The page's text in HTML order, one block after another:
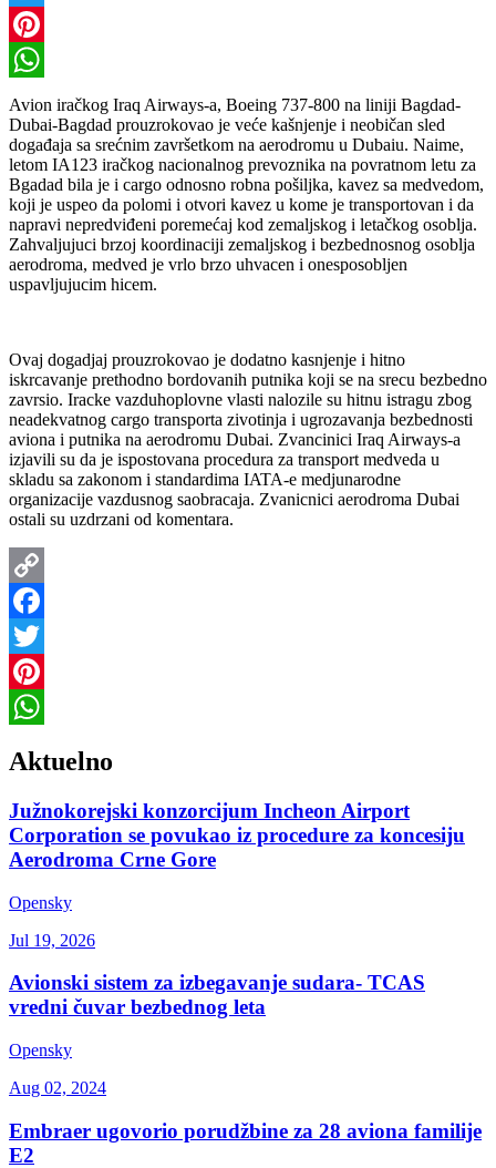
Twitter
Pinterest
WhatsApp
Avion iračkog Iraq Airways-a, Boeing 737-800 na liniji Bagdad-
Dubai-Bagdad prouzrokovao je veće kašnjenje i neobičan sled
događaja sa srećnim završetkom na aerodromu u Dubaiu. Naime,
letom IA123 iračkog nacionalnog prevoznika na povratnom letu za
Bgadad bila je i cargo odnosno robna pošiljka, kavez sa medvedom,
koji je uspeo da polomi i otvori kavez u kome je transportovan i da
napravi nepredviđeni poremećaj kod zemaljskog i letačkog osoblja.
Zahvaljujuci brzoj koordinaciji zemaljskog i bezbednosnog osoblja
aerodroma, medved je vrlo brzo uhvacen i onesposobljen
uspavljujucim hicem.
Ovaj dogadjaj prouzrokovao je dodatno kasnjenje i hitno
iskrcavanje prethodno bordovanih putnika koji se na srecu bezbedno
zavrsio. Iracke vazduhoplovne vlasti nalozile su hitnu istragu zbog
neadekvatnog cargo transporta zivotinja i ugrozavanja bezbednosti
aviona i putnika na aerodromu Dubai. Zvancinici Iraq Airways-a
izjavili su da je ispostovana procedura za transport medveda u
skladu sa zakonom i standardima IATA-e medjunarodne
organizacije vazdusnog saobracaja. Zvanicnici aerodroma Dubai
ostali su uzdrzani od komentara.
Copy
Link
Facebook
Twitter
Pinterest
Aktuelno
Južnokorejski konzorcijum Incheon Airport
Corporation se povukao iz procedure za koncesiju
Aerodroma Crne Gore
Opensky
Jul 19, 2026
Avionski sistem za izbegavanje sudara- TCAS
vredni čuvar bezbednog leta
Opensky
Aug 02, 2024
Embraer ugovorio porudžbine za 28 aviona familije
E2